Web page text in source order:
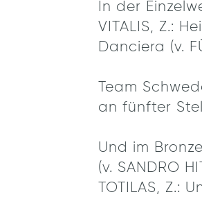
In der
VITALIS, Z.:
Danciera (v.
Team
an fünfter
Und im
(v. SANDRO
TOTILAS, Z.: